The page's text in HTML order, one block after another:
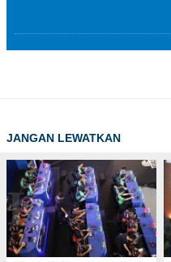
JANGAN LEWATKAN